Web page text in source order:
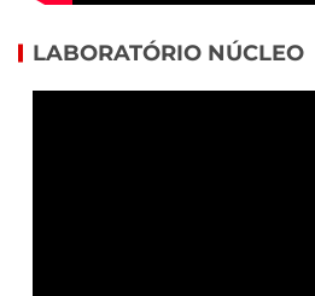
LABORATÓRIO NÚCLEO